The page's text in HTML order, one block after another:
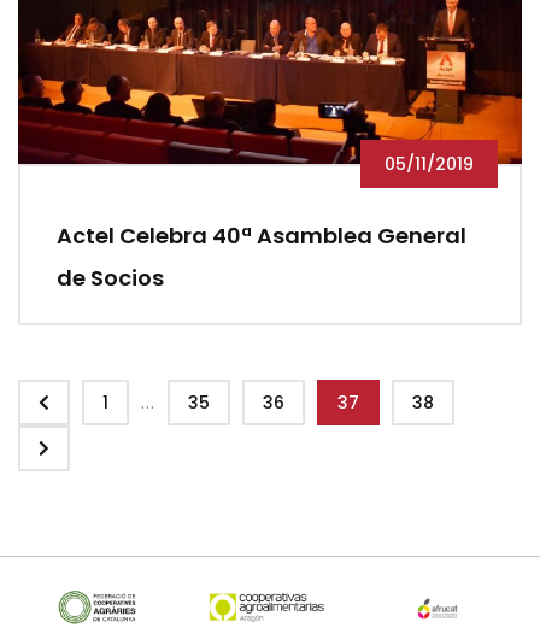
05/11/2019
Actel Celebra 40ª Asamblea General
de Socios
1 ... 35 36 37 38